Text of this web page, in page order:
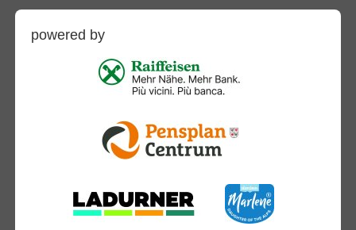
powered by